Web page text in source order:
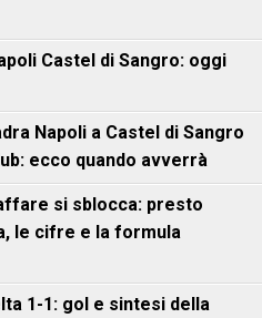
Castel di Sangro: oggi
Napoli a Castel di Sangro
ecco quando avverrà
si sblocca: presto
le cifre e la formula
1-1: gol e sintesi della